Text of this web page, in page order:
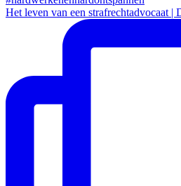
Het leven van een strafrechtadvocaat |